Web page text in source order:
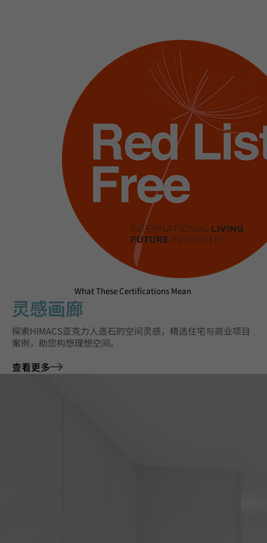
What These Certifications Mean
灵感画廊
探索HIMACS亚克力人造石的空间灵感，精选住宅与商业项目
案例，助您构想理想空间。
查看更多